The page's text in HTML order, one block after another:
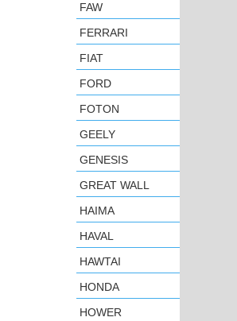
FAW
FERRARI
FIAT
FORD
FOTON
GEELY
GENESIS
GREAT WALL
HAIMA
HAVAL
HAWTAI
HONDA
HOWER